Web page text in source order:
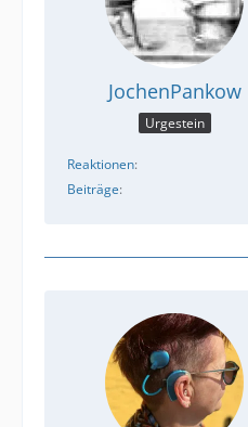
JochenPankow
Urgestein
Reaktionen
Beiträge